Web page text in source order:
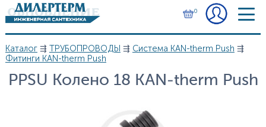
Перейти к основному содержанию
0
Вы здесь
Каталог⇶ ТРУБОПРОВОДЫ ⇶ Система KAN-therm Push ⇶
Фитинги KAN-therm Push
PPSU Колено 18 KAN-therm Push